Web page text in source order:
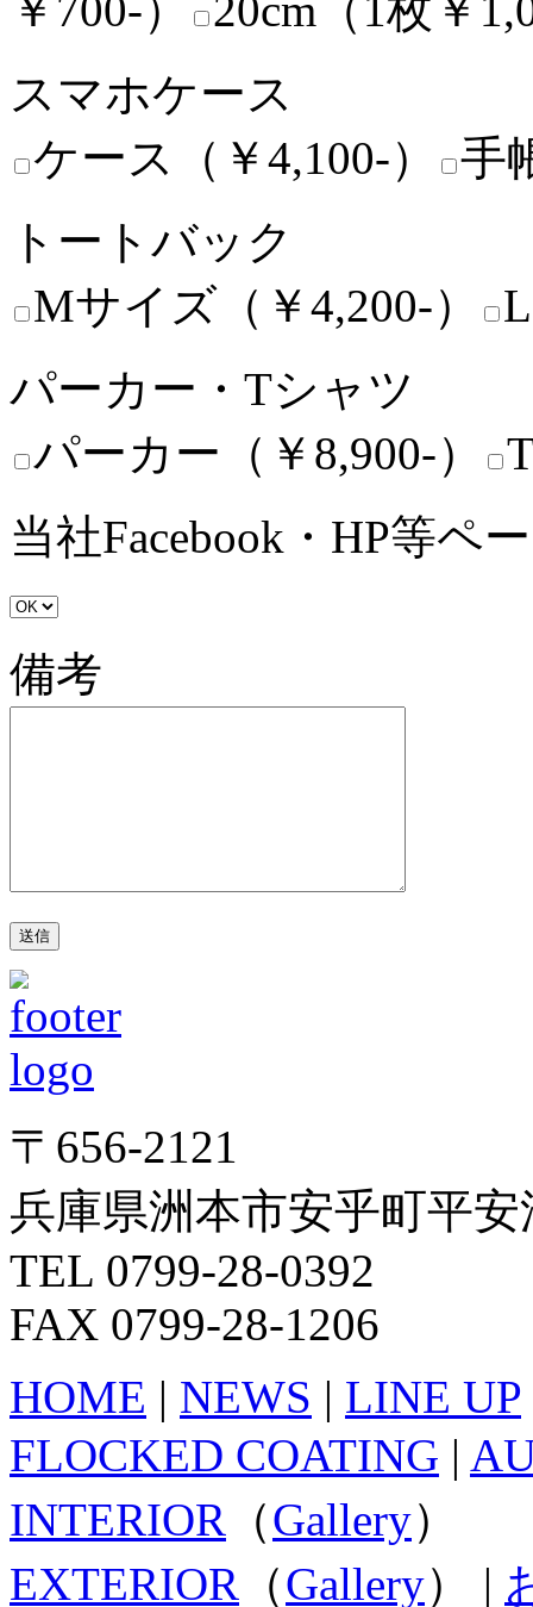
スマホケース
ケース（￥4,100-）
手
トートバック
Mサイズ（￥4,200-）
パーカー・Tシャツ
パーカー（￥8,900-）
当社Facebook・HP等ペ
備考
〒656-2121
兵庫県洲本市安乎町平安
TEL 0799-28-0392
FAX 0799-28-1206
HOME | NEWS | LINE UP
FLOCKED COATING |
INTERIOR （Gallery）
EXTERIOR （Gallery） |